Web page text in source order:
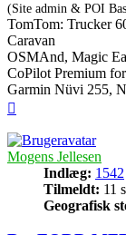
(Site admin & POI
TomTom: Trucker
Caravan
OSMAnd, Magic
CoPilot Premium
Garmin Nüvi 255,
Mogens Jellesen
Indlæg: 1542
Tilmeldt: 11
Geografisk